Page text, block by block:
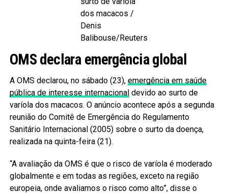
dos macacos /
Denis
Balibouse/Reuters
OMS declara emergência global
A OMS declarou, no sábado (23), emergência em saúde
pública de interesse internacional devido ao surto de
varíola dos macacos. O anúncio acontece após a segunda
reunião do Comitê de Emergência do Regulamento
Sanitário Internacional (2005) sobre o surto da doença,
realizada na quinta-feira (21).
“A avaliação da OMS é que o risco de varíola é moderado
globalmente e em todas as regiões, exceto na região
europeia, onde avaliamos o risco como alto”, disse o